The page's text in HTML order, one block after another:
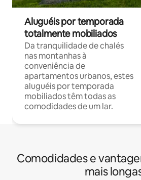
Aluguéis por temporada
totalmente mobiliados
Da tranquilidade de chalés
nas montanhas à
conveniência de
apartamentos urbanos, estes
aluguéis por temporada
mobiliados têm todas as
comodidades de um lar.
Comodidades e
mais